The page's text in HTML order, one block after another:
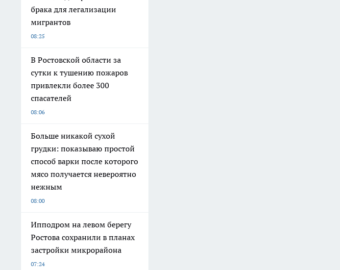
брака для легализации
мигрантов
08:25
В Ростовской области за
сутки к тушению пожаров
привлекли более 300
спасателей
08:06
Больше никакой сухой
грудки: показываю простой
способ варки после которого
мясо получается невероятно
нежным
08:00
Ипподром на левом берегу
Ростова сохранили в планах
застройки микрорайона
07:24